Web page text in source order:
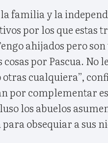
familia y la
por los que estas
ahijados pero
por Pascua. No
otras cualquiera”,
por complementar
los abuelos
obsequiar a sus